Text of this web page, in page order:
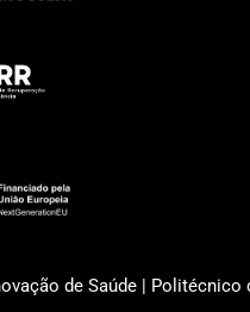
de Saúde | Politécnico